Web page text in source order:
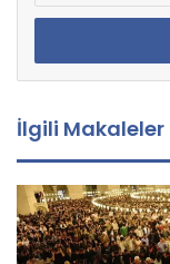
P
s
a
d
r
e
s
i
İlgili Makaleler